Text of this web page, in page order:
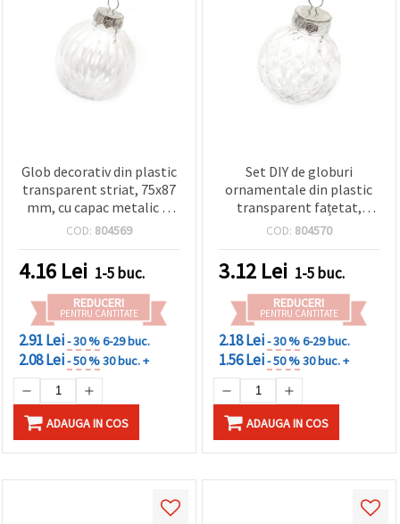
Glob decorativ din plastic
transparent striat, 75x87
mm, cu capac metalic și
agățătoare
COD: 804569
4.16 Lei 1-5 buc.
REDUCERI
PENTRU CANTITATE
2.91 Lei- 30 %6-29 buc.
2.08 Lei- 50 %30 buc. +
ADAUGA IN COS
Set DIY de globuri
ornamentale din plastic
transparent fațetat,
60x70 mm, cu capac
COD: 804570
3.12 Lei 1-5 buc.
REDUCERI
PENTRU CANTITATE
2.18 Lei- 30 %6-29 buc.
1.56 Lei- 50 %30 buc. +
ADAUGA IN COS